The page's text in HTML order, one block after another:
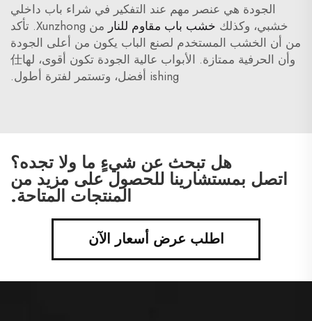
الجودة هي عنصر مهم عند التفكير في شراء باب داخلي
خشبي، وكذلك خشب باب مقاوم للنار
من Xunzhong. تأكد
من أن الخشب المستخدم لصنع الباب يكون من أعلى الجودة
وأن الحرفية ممتازة. الأبواب عالية الجودة تكون أقوى، لها仕
ishing أفضل، وتستمر لفترة أطول.
هل تبحث عن شيءٍ ما ولا تجده؟
اتصل بمستشارينا للحصول على مزيد من
المنتجات المتاحة.
اطلب عرض أسعار الآن